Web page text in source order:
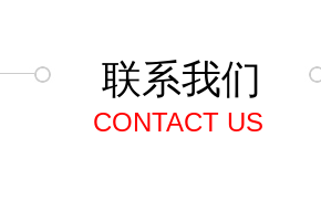
联系我们
CONTACT US